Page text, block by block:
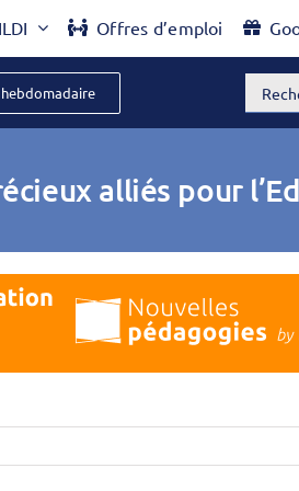
Offres d’emploi
alliés pour